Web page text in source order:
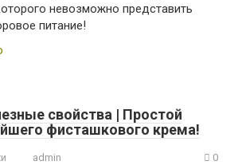
невозможно представить
питание!
свойства | Простой
фисташкового крема!
admin 0